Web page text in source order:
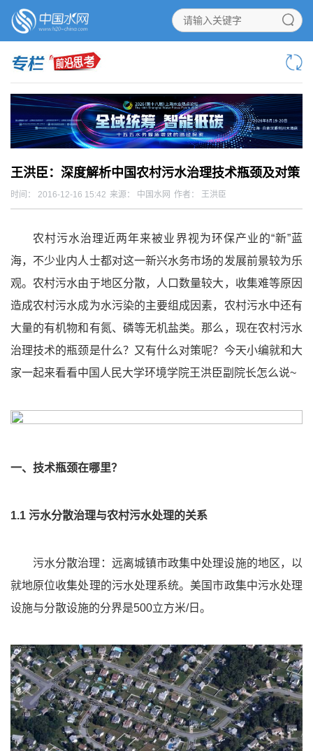
王洪臣：深度解析中国农村污水治理技术瓶颈及对策
时间： 2016-12-16 15:42 来源： 中国水网 作者： 王洪臣
农村污水治理近两年来被业界视为环保产业的“新”蓝
海，不少业内人士都对这一新兴水务市场的发展前景较为乐
观。农村污水由于地区分散，人口数量较大，收集难等原因
造成农村污水成为水污染的主要组成因素，农村污水中还有
大量的有机物和有氮、磷等无机盐类。那么，现在农村污水
治理技术的瓶颈是什么？又有什么对策呢？今天小编就和大
家一起来看看中国人民大学环境学院王洪臣副院长怎么说~
一、技术瓶颈在哪里？
1.1 污水分散治理与农村污水处理的关系
污水分散治理：远离城镇市政集中处理设施的地区，以
就地原位收集处理的污水处理系统。美国市政集中污水处理
设施与分散设施的分界是500立方米/日。